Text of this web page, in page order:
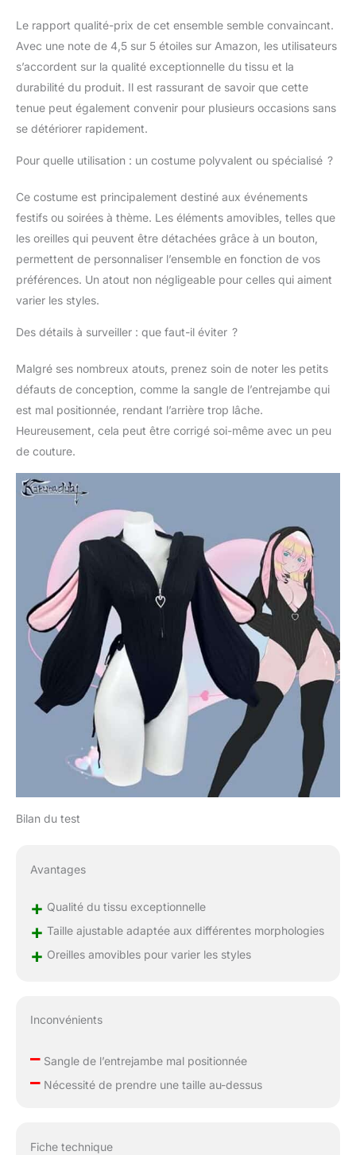
couple, fêtes à la
piscine, fêtes de
cosplay, Comic-Con,
fêtes d'anniversaire,
etc. 【Matériau】 Ce
vêtement est fait de
extensible et est
tailles S-L. Le tissu est
la peau, confortable à
porter, et les oreilles de
lapin en peluche
complètent la tenue, la
rendant sexy et
authentique】
seul vendeur officiel de
ce produit sur Amazon.
Méfiez-vous des
fausses offres utilisant
nos images. Achetez
dans notre boutique
dans notre tableau des
tailles détaillé avant
d'acheter. Si vous avez
des questions après
votre achat, veuillez
nous contacter. Nous
trouverons une
solution avec vous.
Le rapport qualité-prix de cet ensemble semble convaincant.
Avec une note de 4,5 sur 5 étoiles sur Amazon, les utilisateurs
s’accordent sur la qualité exceptionnelle du tissu et la
durabilité du produit. Il est rassurant de savoir que cette
tenue peut également convenir pour plusieurs occasions sans
se détériorer rapidement.
Pour quelle utilisation : un costume polyvalent ou spécialisé ?
Ce costume est principalement destiné aux événements
festifs ou soirées à thème. Les éléments amovibles, telles que
les oreilles qui peuvent être détachées grâce à un bouton,
permettent de personnaliser l’ensemble en fonction de vos
préférences. Un atout non négligeable pour celles qui aiment
varier les styles.
Des détails à surveiller : que faut-il éviter ?
Malgré ses nombreux atouts, prenez soin de noter les petits
défauts de conception, comme la sangle de l’entrejambe qui
est mal positionnée, rendant l’arrière trop lâche.
Heureusement, cela peut être corrigé soi-même avec un peu
de couture.
Bilan du test
Avantages
+ Qualité du tissu exceptionnelle
+ Taille ajustable adaptée aux différentes morphologies
+ Oreilles amovibles pour varier les styles
Inconvénients
–Sangle de l’entrejambe mal positionnée
–Nécessité de prendre une taille au-dessus
Fiche technique